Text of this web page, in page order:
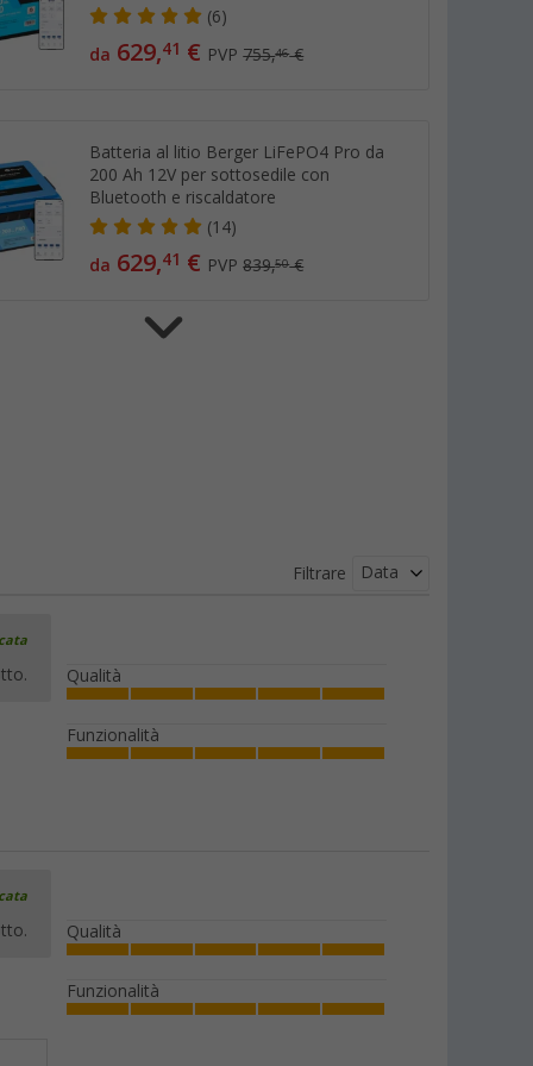
(6)
da 629,41 € PVP755,46€
Batteria al litio Berger LiFePO4 Pro da
200 Ah 12V per sottosedile con
Bluetooth e riscaldatore
(14)
da 629,41 € PVP839,50€
Filtrare Data
Qualità
Funzionalità
Qualità
Funzionalità